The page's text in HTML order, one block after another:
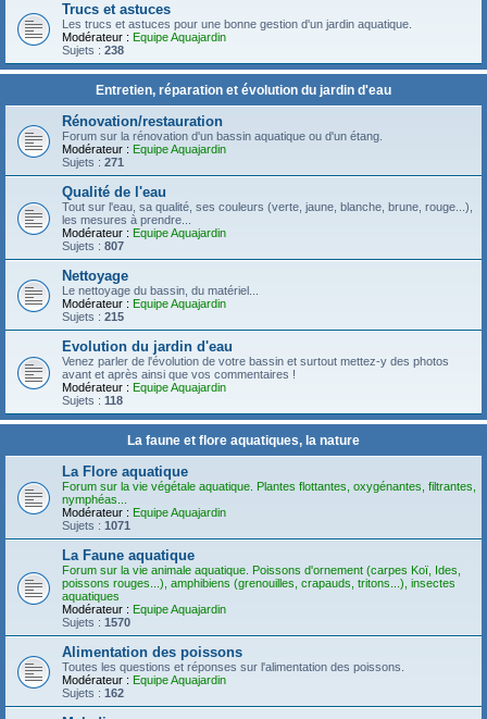
Trucs et astuces
Les trucs et astuces pour une bonne gestion d'un jardin aquatique.
Modérateur : Equipe Aquajardin
Sujets : 238
Entretien, réparation et évolution du jardin d'eau
Rénovation/restauration
Forum sur la rénovation d'un bassin aquatique ou d'un étang.
Modérateur : Equipe Aquajardin
Sujets : 271
Qualité de l'eau
Tout sur l'eau, sa qualité, ses couleurs (verte, jaune, blanche, brune, rouge...),
les mesures à prendre...
Modérateur : Equipe Aquajardin
Sujets : 807
Nettoyage
Le nettoyage du bassin, du matériel...
Modérateur : Equipe Aquajardin
Sujets : 215
Evolution du jardin d'eau
Venez parler de l'évolution de votre bassin et surtout mettez-y des photos
avant et après ainsi que vos commentaires !
Modérateur : Equipe Aquajardin
Sujets : 118
La faune et flore aquatiques, la nature
La Flore aquatique
Forum sur la vie végétale aquatique. Plantes flottantes, oxygénantes, filtrantes,
nymphéas...
Modérateur : Equipe Aquajardin
Sujets : 1071
La Faune aquatique
Forum sur la vie animale aquatique. Poissons d'ornement (carpes Koï, Ides,
poissons rouges...), amphibiens (grenouilles, crapauds, tritons...), insectes
aquatiques
Modérateur : Equipe Aquajardin
Sujets : 1570
Alimentation des poissons
Toutes les questions et réponses sur l'alimentation des poissons.
Modérateur : Equipe Aquajardin
Sujets : 162